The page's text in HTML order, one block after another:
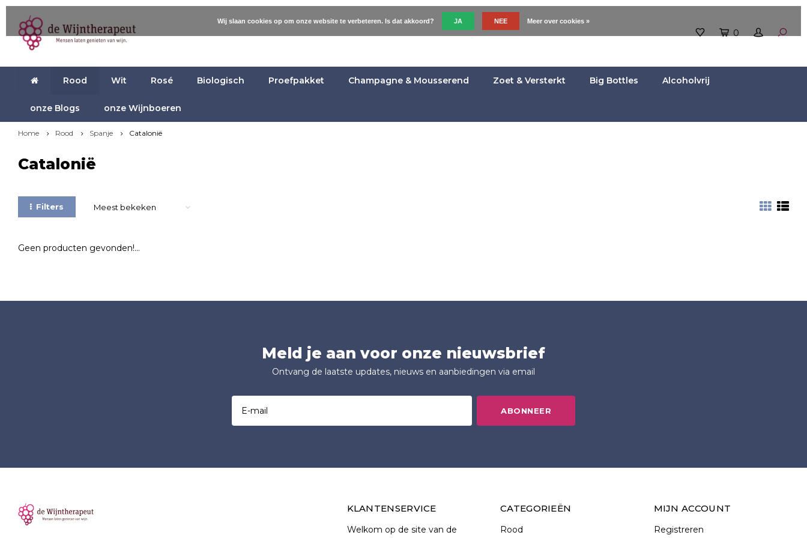
0
Rood Wit Rosé Biologisch Proefpakket Champagne & Mousserend Zoet & Versterkt Big Bottles Alcoholvrij
onze Blogs onze Wijnboeren
Home Rood Spanje Catalonië
Catalonië
Filters Meest bekeken
Geen producten gevonden!...
Meld je aan voor onze nieuwsbrief
Ontvang de laatste updates, nieuws en aanbiedingen via email
ABONNEER
KLANTENSERVICE
Welkom op de site van de
CATEGORIEËN
Rood
MIJN ACCOUNT
Registreren
Wij slaan cookies op om onze website te verbeteren. Is dat akkoord? JA NEE Meer over cookies »